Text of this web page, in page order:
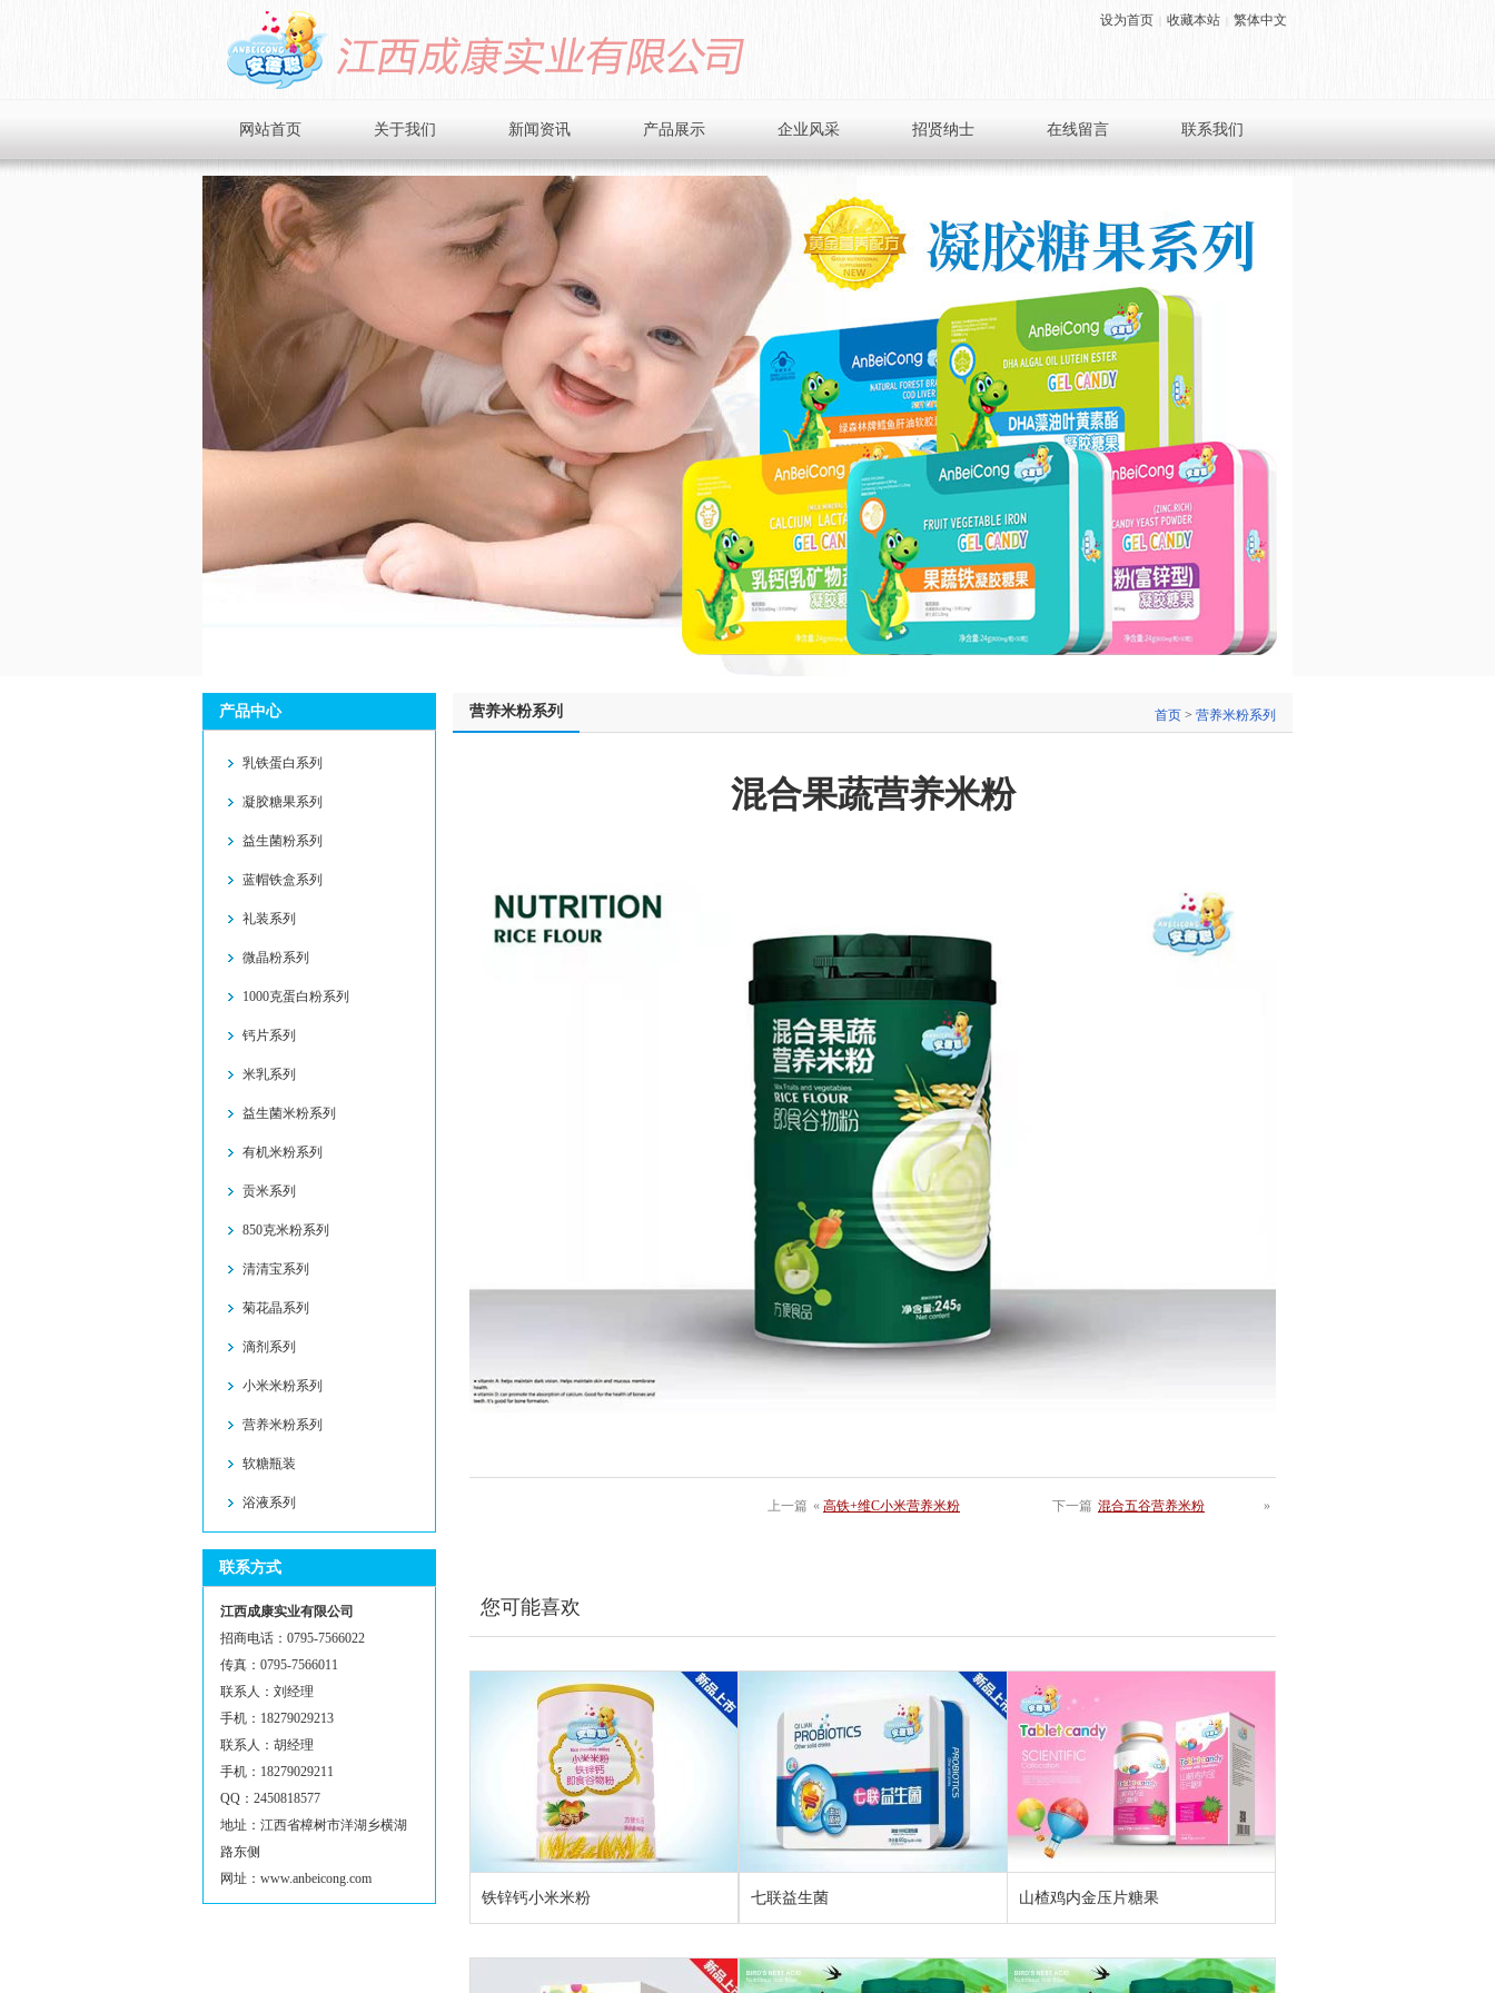
设为首页 收藏本站 繁体中文
网站首页 关于我们
品牌简介
企业文化
招商加盟
在线留言
新闻资讯
公司动态
业界资讯
健康小贴士
产品展示
滴剂系列
微晶粉系列
企业风采 招贤纳士 在线留言 联系我们
产品中心
乳铁蛋白系列
凝胶糖果系列
益生菌粉系列
蓝帽铁盒系列
礼装系列
微晶粉系列
1000克蛋白粉系列
钙片系列
米乳系列
益生菌米粉系列
有机米粉系列
贡米系列
850克米粉系列
清清宝系列
菊花晶系列
滴剂系列
小米米粉系列
营养米粉系列
软糖瓶装
浴液系列
联系方式
江西成康实业有限公司
招商电话：0795-7566022
传真：0795-7566011
联系人：刘经理
手机：18279029213
联系人：胡经理
手机：18279029211
QQ：2450818577
地址：江西省樟树市洋湖乡横湖
路东侧
网址：www.anbeicong.com
营养米粉系列 首页 > 营养米粉系列
混合果蔬营养米粉
上一篇 « 高铁+维C小米营养米粉 下一篇 混合五谷营养米粉 »
您可能喜欢
铁锌钙小米米粉 七联益生菌 山楂鸡内金压片糖果